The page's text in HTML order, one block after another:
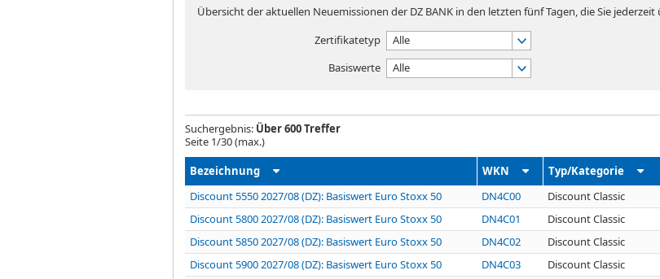
Übersicht der aktuellen Neuemissionen der DZ BANK in den letzten fünf Tagen, die Sie
Zertifikatetyp
Alle
Basiswerte
Alle
Suchergebnis: Über 600 Treffer
Seite 1/30(max.)
Bezeichnung WKN Typ/Kategorie
Discount 5550 2027/08 (DZ): Basiswert Euro Stoxx 50
DN4C00 Discount Classic
Discount 5800 2027/08 (DZ): Basiswert Euro Stoxx 50
DN4C01 Discount Classic
Discount 5850 2027/08 (DZ): Basiswert Euro Stoxx 50
DN4C02 Discount Classic
Discount 5900 2027/08 (DZ): Basiswert Euro Stoxx 50
DN4C03 Discount Classic